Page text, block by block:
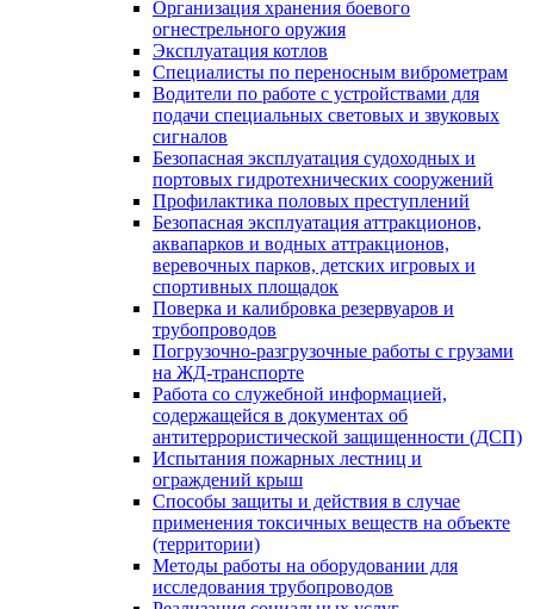
Организация хранения боевого
огнестрельного оружия
Эксплуатация котлов
Специалисты по переносным виброметрам
Водители по работе с устройствами для
подачи специальных световых и звуковых
сигналов
Безопасная эксплуатация судоходных и
портовых гидротехнических сооружений
Профилактика половых преступлений
Безопасная эксплуатация аттракционов,
аквапарков и водных аттракционов,
веревочных парков, детских игровых и
спортивных площадок
Поверка и калибровка резервуаров и
трубопроводов
Погрузочно-разгрузочные работы с грузами
на ЖД-транспорте
Работа со служебной информацией,
содержащейся в документах об
антитеррористической защищенности (ДСП)
Испытания пожарных лестниц и
ограждений крыш
Способы защиты и действия в случае
применения токсичных веществ на объекте
(территории)
Методы работы на оборудовании для
исследования трубопроводов